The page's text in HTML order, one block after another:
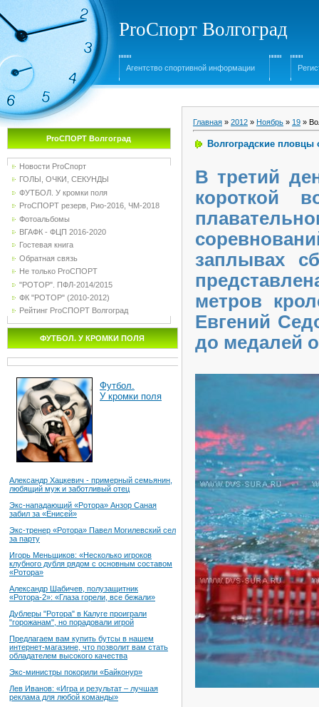
ProСпорт Волгоград
Агентство спортивной информации
ProСПОРТ Волгоград
Новости ProСпорт
ГОЛЫ, ОЧКИ, СЕКУНДЫ
ФУТБОЛ. У кромки поля
ProСПОРТ резерв, Рио-2016, ЧМ-2018
Фотоальбомы
ВГАФК - ФЦП 2016-2020
Гостевая книга
Обратная связь
Не только ProСПОРТ
"РОТОР". ПФЛ-2014/2015
ФК "РОТОР" (2010-2012)
Рейтинг ProСПОРТ Волгоград
ФУТБОЛ. У КРОМКИ ПОЛЯ
Футбол.
У кромки поля
Александр Хацкевич - примерный семьянин,
любящий муж и заботливый отец
Экс-нападающий «Ротора» Анзор Саная
забил за «Енисей»
Экс-тренер «Ротора» Павел Могилевский сел
за парту
Игорь Меньщиков: «Несколько игроков
клубного дубля рядом с основным составом
«Ротора»
Александр Шабичев, полузащитник
«Ротора-2»: «Глаза горели, все бежали»
Дублеры "Ротора" в Калуге проиграли
"горожанам", но порадовали игрой
Предлагаем вам купить бутсы в нашем
интернет-магазине, что позволит вам стать
обладателем высокого качества
Экс-министры покорили «Байконур»
Лев Иванов: «Игра и результат – лучшая
реклама для любой команды»
Главная » 2012 » Ноябрь » 19 »
Волгоградские пловцы
В третий
короткой
заплывах
метров
Евгений
до медалей